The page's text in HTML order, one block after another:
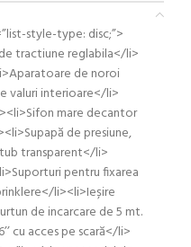
style-type: disc;”>
tractiune reglabila</li>
de noroi
valuri interioare</li>
mare decantor
de presiune,
transparent</li>
pentru fixarea
li><li>Ieșire
de incarcare de 5 mt.
cu acces pe scară</li>